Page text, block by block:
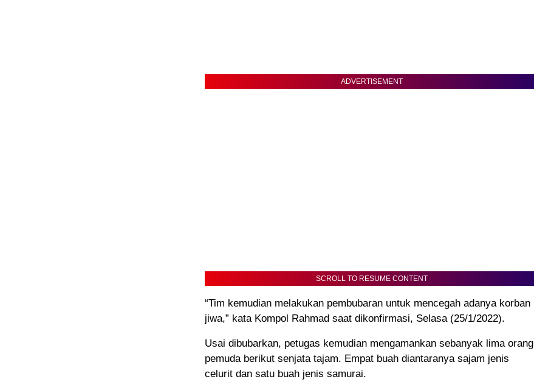
ADVERTISEMENT
SCROLL TO RESUME CONTENT
“Tim kemudian melakukan pembubaran untuk mencegah adanya korban
jiwa,” kata Kompol Rahmad saat dikonfirmasi, Selasa (25/1/2022).
Usai dibubarkan, petugas kemudian mengamankan sebanyak lima orang
pemuda berikut senjata tajam. Empat buah diantaranya sajam jenis
celurit dan satu buah jenis samurai.